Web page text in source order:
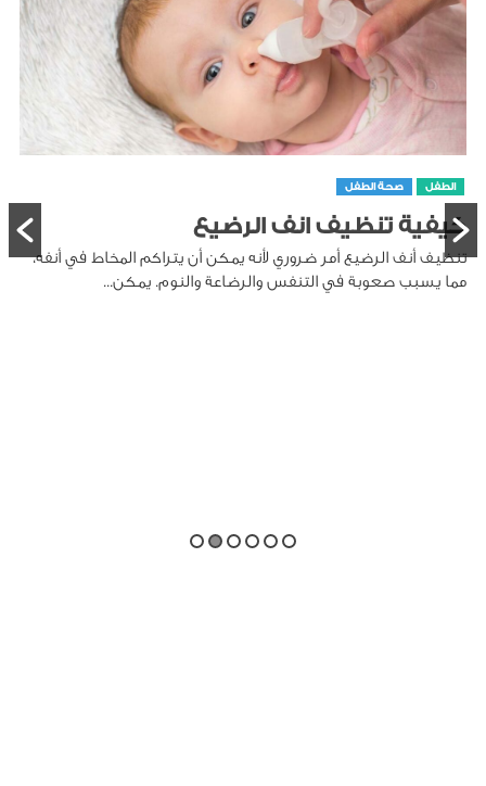
الطفل صحة الطفل
كيفية تنظيف انف الرضيع
تنظيف أنف الرضيع أمر ضروري لأنه يمكن أن يتراكم المخاط في أنفه،
مما يسبب صعوبة في التنفس والرضاعة والنوم. يمكن...